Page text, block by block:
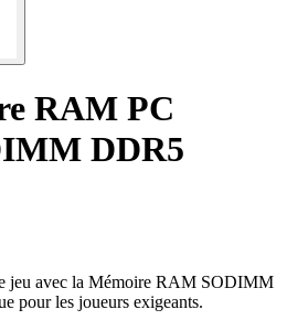
RAM PC
DDR5
jeu avec la Mémoire RAM SODIMM
pour les joueurs exigeants.